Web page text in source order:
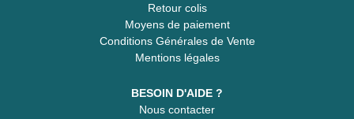
Retour colis
Moyens de paiement
Conditions Générales de Vente
Mentions légales
BESOIN D'AIDE ?
Nous contacter